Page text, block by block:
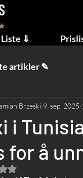
⇓
artikler ✎
i
for å
Brzeski 9. sep. 2025
NaN av 5 stjerner.